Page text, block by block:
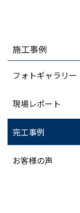
施工事例
フォトギャラリー
現場レポート
完工事例
お客様の声